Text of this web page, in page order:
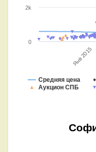
Средняя цена
Аукцион СПБ
Янв 2015
0
2k